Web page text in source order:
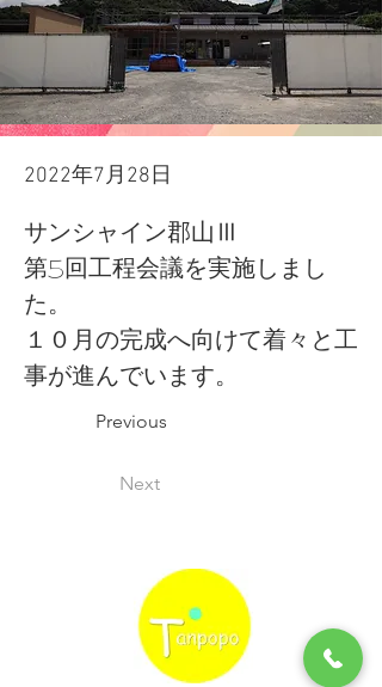
2022年7月28日
サンシャイン郡山Ⅲ
第5回工程会議を実施しまし
た。
１０月の完成へ向けて着々と工
事が進んでいます。
Previous
Next